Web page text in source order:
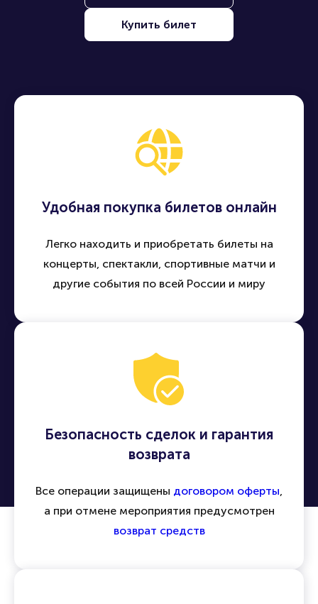
Купить билет
Удобная покупка билетов онлайн
Легко находить и приобретать билеты на
концерты, спектакли, спортивные матчи и
другие события по всей России и миру
Безопасность сделок и гарантия
возврата
Все операции защищены договором оферты
а при отмене мероприятия предусмотрен
возврат средств